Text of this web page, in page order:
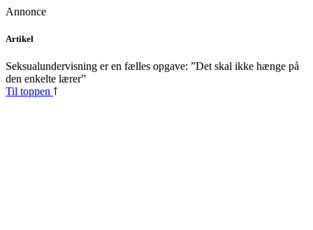
Annonce
Skip
content
Artikel
Seksualundervisning er en fælles opgave: ”Det skal ikke hænge på
den enkelte lærer”
Til toppen